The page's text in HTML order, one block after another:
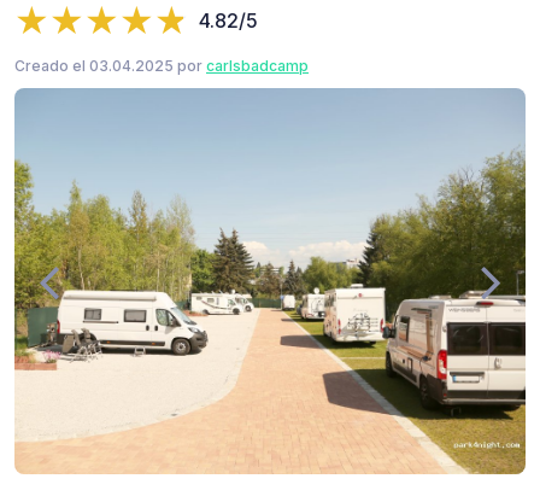
4.82/5
Creado el 03.04.2025 por carlsbadcamp